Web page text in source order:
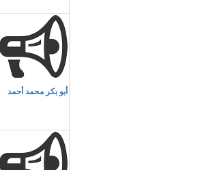
أبو بكر محمد أحمد